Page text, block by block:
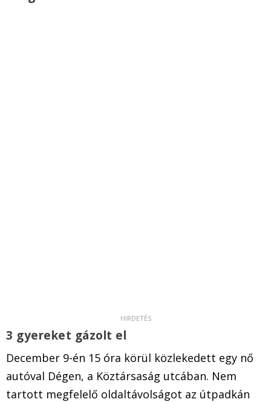
3 gyereket gázolt el
December 9-én 15 óra körül közlekedett egy nő
autóval Dégen, a Köztársaság utcában. Nem
tartott megfelelő oldaltávolságot az útpadkán